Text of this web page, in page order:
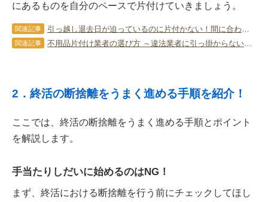
にあるものを自分のペースで片付けていきましょう。
関連記事 引っ越し退去日が迫っているのに片付かない！間に合わない時の緊急対処法と不用品処分
関連記事 不用品片付け業者の選び方 ～違法業者に引っ掛からないための注意点～
2．終活の断捨離をうまく進める手順を紹介！
ここでは、終活の断捨離をうまく進める手順とポイント
を解説します。
手当たりしだいに始めるのはNG！
まず、終活における断捨離を行う前にチェックしてほし